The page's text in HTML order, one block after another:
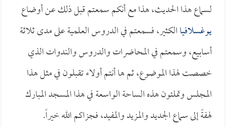
لسماع هذا الحديث، هذا مع أنكم سمعتم قبل ذلك عن أوضاع
يوغسلافياالكثير، فسمعتم في الدروس العلمية على مدى ثلاثة
أسابيع، وسمعتم في المحاضرات والدروس والندوات الذي
خصصت لهذا الموضوع، ثم ها أنتم أولاء تقبلون في مثل هذا
المجلس وتملئون هذه الساحة الواسعة في هذا المسجد المبارك
لهفةً إلى سماع الجديد والمزيد والمفيد، فجزاكم الله خيراً.